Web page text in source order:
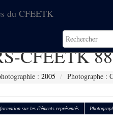
du CFEETK
CFEETK
: 2005 Photographe :
sur les éléments représentés